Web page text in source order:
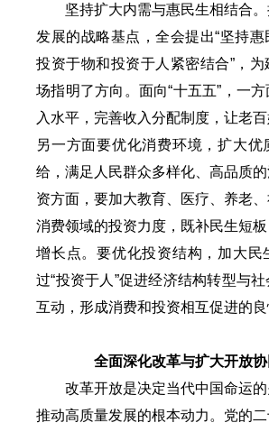
坚持扩大内需与惠民生相结合
发展的战略基点，全会提出“坚持惠
投资于物和投资于人紧密结合”，
场指明了方向。面向“十五五”，一
入水平，完善收入分配制度，让老百
另一方面要优化消费环境，扩大优
给，满足人民群众多样化、高品质
资方面，要加大教育、医疗、养老
消费领域的投资力度，既补民生短
增长点。要优化投资结构，加大民
过“投资于人”促进经济结构转型与
互动，形成消费和投资相互促进的良
全面深化改革与扩大开放
改革开放是决定当代中国命运
推动高质量发展的根本动力。党的